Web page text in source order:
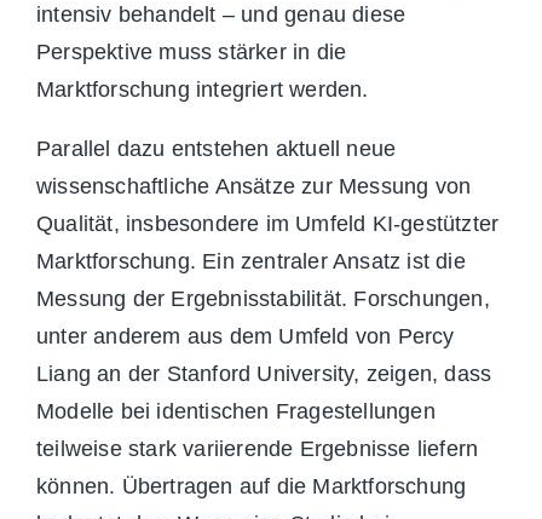
intensiv behandelt – und genau diese
Perspektive muss stärker in die
Marktforschung integriert werden.
Parallel dazu entstehen aktuell neue
wissenschaftliche Ansätze zur Messung von
Qualität, insbesondere im Umfeld KI-gestützter
Marktforschung. Ein zentraler Ansatz ist die
Messung der Ergebnisstabilität. Forschungen,
unter anderem aus dem Umfeld von Percy
Liang an der Stanford University, zeigen, dass
Modelle bei identischen Fragestellungen
teilweise stark variierende Ergebnisse liefern
können. Übertragen auf die Marktforschung